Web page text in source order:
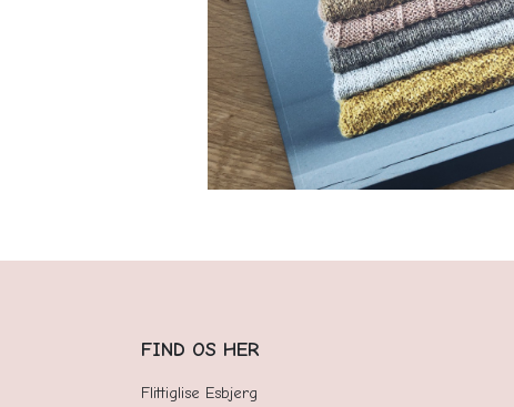
FIND OS HER
Flittiglise Esbjerg